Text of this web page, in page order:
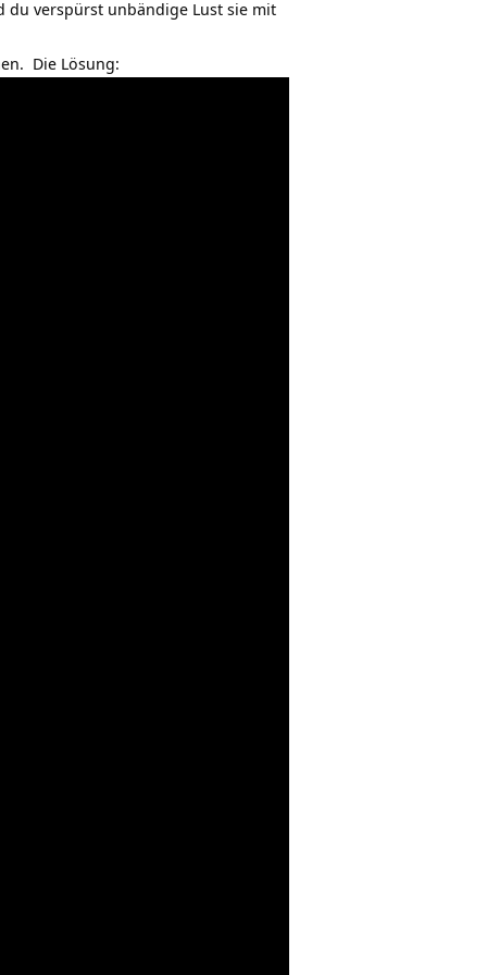
du verspürst unbändige Lust sie mit
Die Lösung: